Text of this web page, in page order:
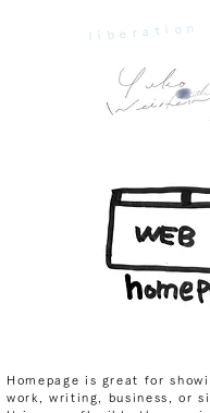
liberation
Homepage is great for
work, writing, business, or